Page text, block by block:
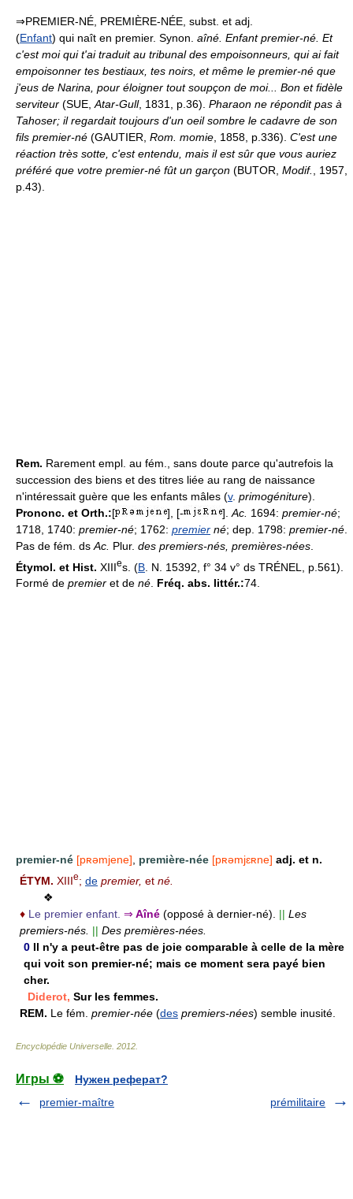
⇒PREMIER-NÉ, PREMIÈRE-NÉE, subst. et adj.
(Enfant) qui naît en premier. Synon. aîné. Enfant premier-né. Et
c'est moi qui t'ai traduit au tribunal des empoisonneurs, qui ai fait
empoisonner tes bestiaux, tes noirs, et même le premier-né que
j'eus de Narina, pour éloigner tout soupçon de moi... Bon et fidèle
serviteur (SUE, Atar-Gull, 1831, p.36). Pharaon ne répondit pas à
Tahoser; il regardait toujours d'un oeil sombre le cadavre de son
fils premier-né (GAUTIER, Rom. momie , 1858, p.336). C'est une
réaction très sotte, c'est entendu, mais il est sûr que vous auriez
préféré que votre premier-né fût un garçon (BUTOR, Modif.
, 1957,
p.43).
Rem. Rarement empl. au fém., sans doute parce qu'autrefois la
succession des biens et des titres liée au rang de naissance
n'intéressait guère que les enfants mâles (v. primogéniture).
Prononc. et Orth.:[ ], [- ]. Ac. 1694: premier-né;
1718, 1740: premier-né; 1762: premier né; dep. 1798: premier-né
Pas de fém. ds Ac. Plur. des premiers-nés, premières-nées
Étymol. et Hist. XIIIes. (B . N. 15392, f° 34 v° ds TRÉNEL, p.561).
Formé de premier et de né. Fréq. abs. littér.:74.
premier-né [pʀəmjene], première-née [pʀəmjɛʀne] adj. et n.
ÉTYM. XIIIe; de premier, et né.
❖
♦ Le premier enfant. ⇒ Aîné (opposé à dernier-né). || Les
premiers-nés. || Des premières-nées.
0 Il n'y a peut-être pas de joie comparable à celle de la mère
qui voit son premier-né; mais ce moment sera payé bien
cher.
Diderot, Sur les femmes.
REM. Le fém. premier-née (des premiers-nées) semble inusité.
Encyclopédie Universelle 2012
Игры ⚽
Нужен реферат?
premier-maître
prémilitaire